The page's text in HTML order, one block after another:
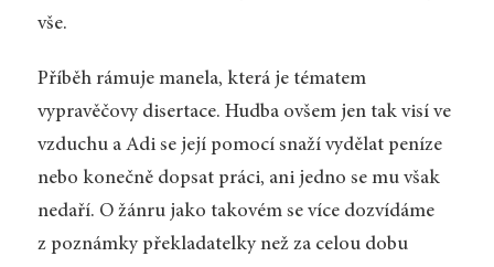
vše.
Příběh rámuje manela, která je tématem
vypravěčovy disertace. Hudba ovšem jen tak visí ve
vzduchu a Adi se její pomocí snaží vydělat peníze
nebo konečně dopsat práci, ani jedno se mu však
nedaří. O žánru jako takovém se více dozvídáme
z poznámky překladatelky než za celou dobu